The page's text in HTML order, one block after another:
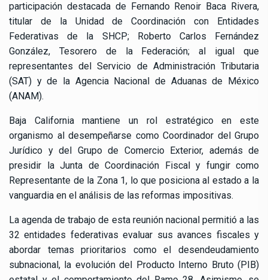
participación destacada de Fernando Renoir Baca Rivera,
titular de la Unidad de Coordinación con Entidades
Federativas de la SHCP; Roberto Carlos Fernández
González, Tesorero de la Federación; al igual que
representantes del Servicio de Administración Tributaria
(SAT) y de la Agencia Nacional de Aduanas de México
(ANAM).
Baja California mantiene un rol estratégico en este
organismo al desempeñarse como Coordinador del Grupo
Jurídico y del Grupo de Comercio Exterior, además de
presidir la Junta de Coordinación Fiscal y fungir como
Representante de la Zona 1, lo que posiciona al estado a la
vanguardia en el análisis de las reformas impositivas.
La agenda de trabajo de esta reunión nacional permitió a las
32 entidades federativas evaluar sus avances fiscales y
abordar temas prioritarios como el desendeudamiento
subnacional, la evolución del Producto Interno Bruto (PIB)